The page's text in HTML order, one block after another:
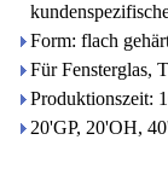
Form: flach
Für Fensterglas,
Produktionszeit:
20'GP, 20'OH,